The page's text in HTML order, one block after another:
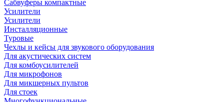
Сабвуферы компактные
Усилители
Усилители
Инсталляционные
Туровые
Чехлы и кейсы для звукового оборудования
Для акустических систем
Для комбоусилителей
Для микрофонов
Для микшерных пультов
Для стоек